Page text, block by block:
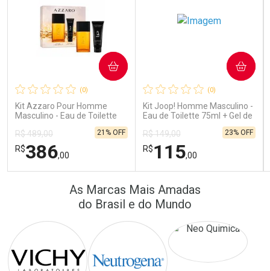
Comprar sem Desconto
Por R$ 389,90/cada
Comprar sem Desconto
Por R$ 389,90/cada
Comprar sem Desconto
Por R$ 22,33/cada
Comprar sem Desconto
Por R$ 22,33/cada
(0)
Kit Azzaro Pour Homme
Masculino - Eau de Toilette
R$ 489,00
R$386,00
21% OFF
COMPRAR
FECHAR
FECHAR
Por Menos
(0)
Kit Joop! Homme Masculino -
Eau de Toilette 75ml + Gel de
R$ 149,00
R$115,00
23% OFF
COMPRAR
Laboratório
Por Menos
As Marcas Mais Amadas
do Brasil e do Mundo